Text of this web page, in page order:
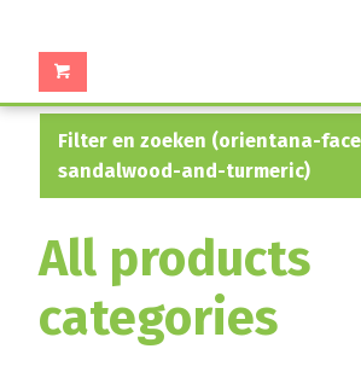
filter en zoeken (orientana-face-oil-
sandalwood-and-turmeric)
All products
categories